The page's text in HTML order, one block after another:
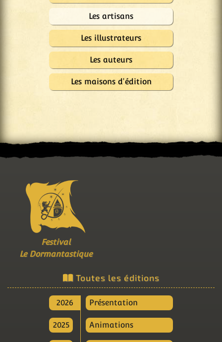
Les artisans
Les illustrateurs
Les auteurs
Les maisons d'édition
Festival
Le Dormantastique
Toutes les éditions
2026
2025
Présentation
Animations